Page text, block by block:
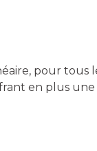
pour tous
en plus